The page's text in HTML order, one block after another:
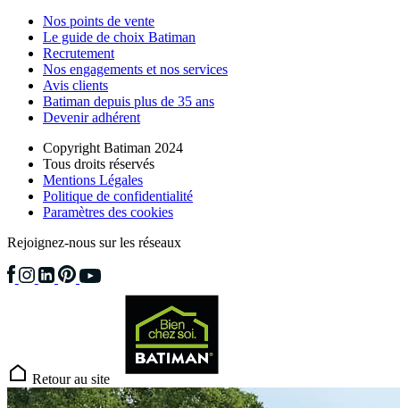
Nos points de vente
Le guide de choix Batiman
Recrutement
Nos engagements et nos services
Avis clients
Batiman depuis plus de 35 ans
Devenir adhérent
Copyright Batiman 2024
Tous droits réservés
Mentions Légales
Politique de confidentialité
Paramètres des cookies
Rejoignez-nous sur les réseaux
Retour au site